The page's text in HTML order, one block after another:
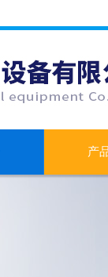
产